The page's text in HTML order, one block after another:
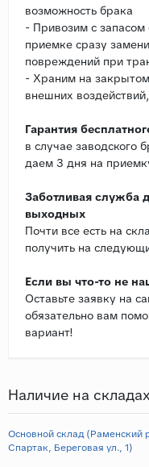
возможность брака
- Привозим с запасом
приемке сразу
повреждений при
- Храним на
внешних
Гарантия
в случае заводского
даем 3 дня на
Заботливая служба
выходных
Почти все есть на
получить на
Если вы что-то не
Оставьте заявку на
обязательно вам
вариант!
Наличие на складах
Основной склад (Раменский
Спартак, Береговая ул., 1)